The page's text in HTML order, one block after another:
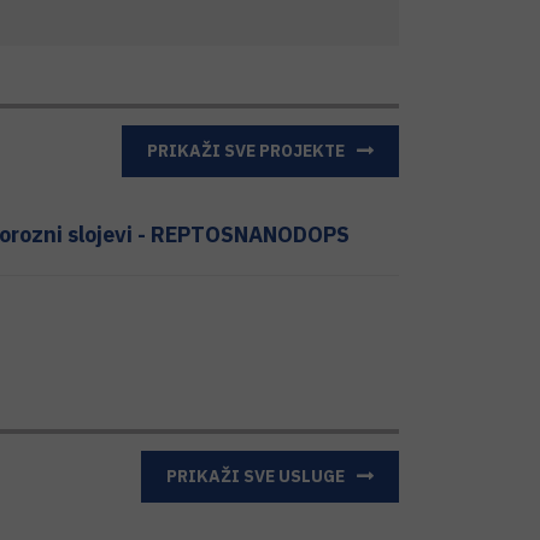
PRIKAŽI SVE PROJEKTE
slojevi - REPTOSNANODOPS
PRIKAŽI SVE USLUGE